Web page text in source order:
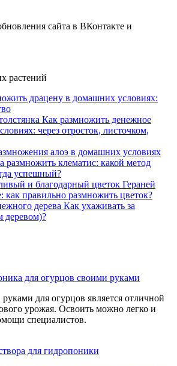
сайта в ВКонтакте и
растений
драцену в домашних условиях:
Как размножить денежное
через отросток, листочком,
алоэ в домашних условиях
размножить клематис: какой метод
успешный?
Гераней
как правильно размножить цветок?
Как ухаживать за
деревом)?
для огурцов своими руками
для огурцов является отличной
урожая. Освоить можно легко и
специалистов.